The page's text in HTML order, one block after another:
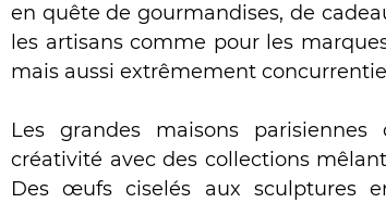
en quête de gourmandises, de
les artisans comme pour les
mais aussi extrêmement
Les grandes maisons
créativité avec des collections
Des œufs ciselés aux sculptures